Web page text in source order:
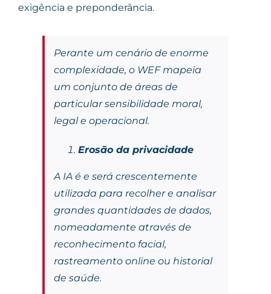
exigência e preponderância.
Perante um cenário de enorme
complexidade, o WEF mapeia
um conjunto de áreas de
particular sensibilidade moral,
legal e operacional.
Erosão da privacidade
A IA ​​é e será crescentemente
utilizada para recolher e analisar
grandes quantidades de dados,
nomeadamente através de
reconhecimento facial,
rastreamento online ou historial
de saúde.